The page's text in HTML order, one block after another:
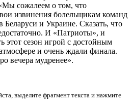
сожалеем о том, что
извинения болельщикам команд
Беларуси и Украине. Сказать, что
И «Патриоты», и
этот сезон игрой с достойным
и очень ждали финала.
вечера мудренее».
выделите фрагмент текста и нажмите